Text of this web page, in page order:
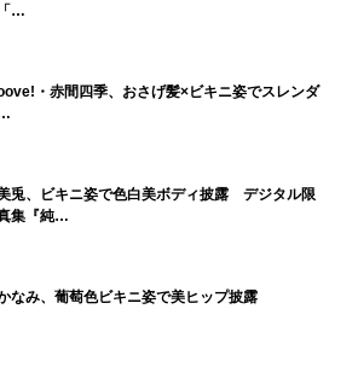
…
・赤間四季、おさげ髪×ビキニ姿でスレンダ
兎、ビキニ姿で色白美ボディ披露 デジタル限
集『純…
なみ、葡萄色ビキニ姿で美ヒップ披露